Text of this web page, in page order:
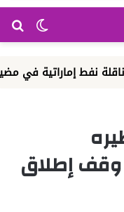
الوضع
إماراتية في مضيق هرمز
وقف إطلاق